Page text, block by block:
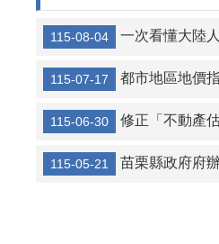
115-08-04 一次看懂大陸人士
115-07-17 都市地區地價指數（
115-06-30 修正「不動產估價
115-05-21 苗栗縣政府府辦理地籍清理第27批